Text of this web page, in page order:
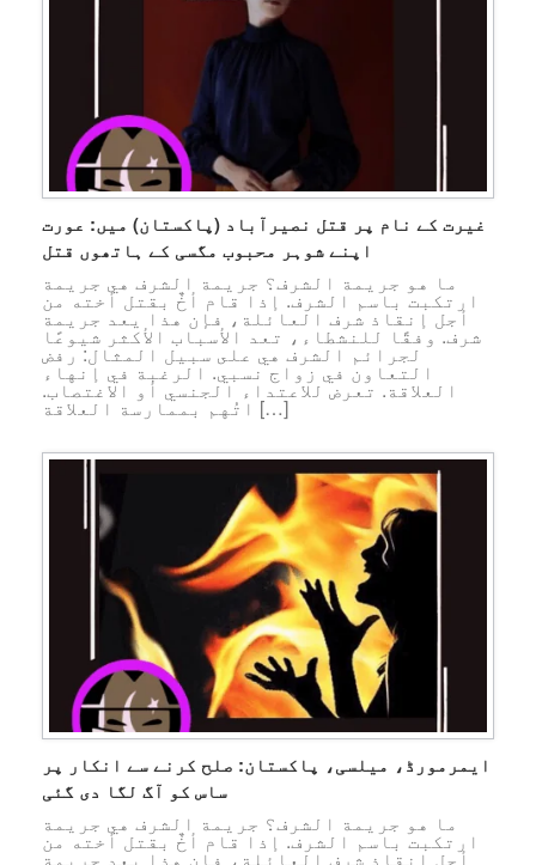
غیرت کے نام پر قتل نصیرآباد (پاکستان) میں: عورت
اپنے شوہر محبوب مگسی کے ہاتھوں قتل
ما هو جريمة الشرف؟ جريمة الشرف هي جريمة
ارتكبت باسم الشرف. إذا قام أخٌ بقتل أخته من
أجل إنقاذ شرف العائلة، فإن هذا يعد جريمة
شرف. وفقًا للنشطاء، تعد الأسباب الأكثر شيوعًا
لجرائم الشرف هي على سبيل المثال: رفض
التعاون في زواج نسبي. الرغبة في إنهاء
العلاقة. تعرض للاعتداء الجنسي أو الاغتصاب.
اتُهم بممارسة العلاقة […]
ایمرمورڈ، میلسی، پاکستان: صلح کرنے سے انکار پر
ساس کو آگ لگا دی گئی
ما هو جريمة الشرف؟ جريمة الشرف هي جريمة
ارتكبت باسم الشرف. إذا قام أخٌ بقتل أخته من
أجل إنقاذ شرف العائلة، فإن هذا يعد جريمة